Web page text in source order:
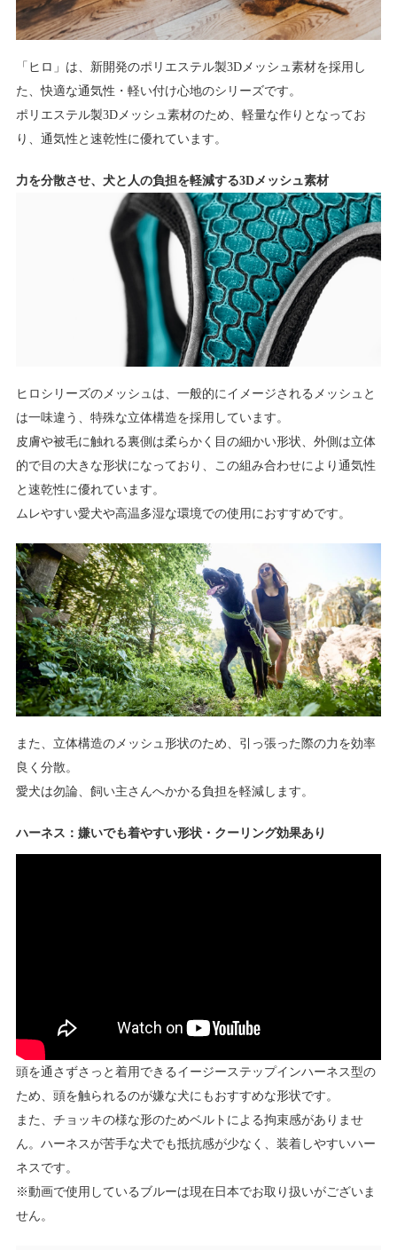
「ヒロ」は、新開発のポリエステル製3Dメッシュ素材を採用し
た、快適な通気性・軽い付け心地のシリーズです。
ポリエステル製3Dメッシュ素材のため、軽量な作りとなってお
り、通気性と速乾性に優れています。
力を分散させ、犬と人の負担を軽減する3Dメッシュ素材
ヒロシリーズのメッシュは、一般的にイメージされるメッシュと
は一味違う、特殊な立体構造を採用しています。
皮膚や被毛に触れる裏側は柔らかく目の細かい形状、外側は立体
的で目の大きな形状になっており、この組み合わせにより通気性
と速乾性に優れています。
ムレやすい愛犬や高温多湿な環境での使用におすすめです。
また、立体構造のメッシュ形状のため、引っ張った際の力を効率
良く分散。
愛犬は勿論、飼い主さんへかかる負担を軽減します。
ハーネス：嫌いでも着やすい形状・クーリング効果あり
頭を通さずさっと着用できるイージーステップインハーネス型の
ため、頭を触られるのが嫌な犬にもおすすめな形状です。
また、チョッキの様な形のためベルトによる拘束感がありませ
ん。ハーネスが苦手な犬でも抵抗感が少なく、装着しやすいハー
ネスです。
※動画で使用しているブルーは現在日本でお取り扱いがございま
せん。